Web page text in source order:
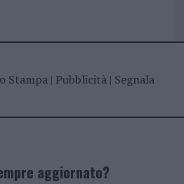
Stampa| Pubblicità| Segnala
aggiornato?